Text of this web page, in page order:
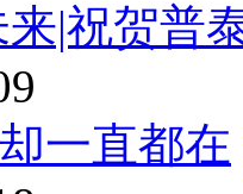
|祝贺普
一直都在